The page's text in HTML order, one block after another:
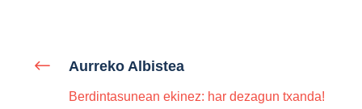
Aurreko Albistea
Berdintasunean ekinez: har dezagun txanda!